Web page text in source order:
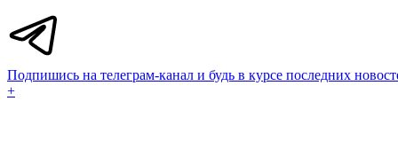
Подпишись на телеграм-канал и будь в курсе последних
+